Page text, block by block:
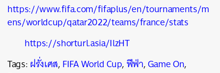
https://www.fifa.com/fifaplus/en/tournaments/m
ens/worldcup/qatar2022/teams/france/stats
https://shorturl.asia/IlzHT
Tags:ฝรั่งเศส,FIFA World Cup,ฟีฟ่า,Game On,